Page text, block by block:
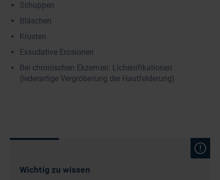
Schuppen
Bläschen
Krusten
Exsudative Erosionen
Bei chronischen Ekzemen: Lichenifikationen
(lederartige Vergröberung der Hautfelderung)
Wichtig zu wissen